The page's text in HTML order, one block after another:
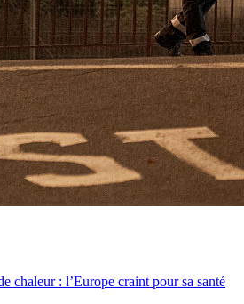
chaleur : l’Europe craint pour sa santé